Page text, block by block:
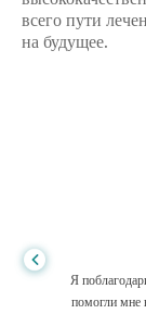
всего пути
на будущее.
Я
помогли мне в